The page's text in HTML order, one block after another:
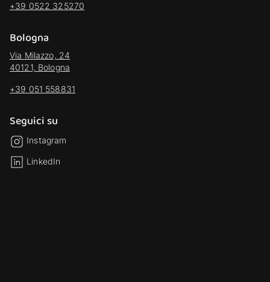
+39 0522 325270
Bologna
Via Milazzo, 24
40121, Bologna
+39 051 558831
Seguici su
Instagram
LinkedIn